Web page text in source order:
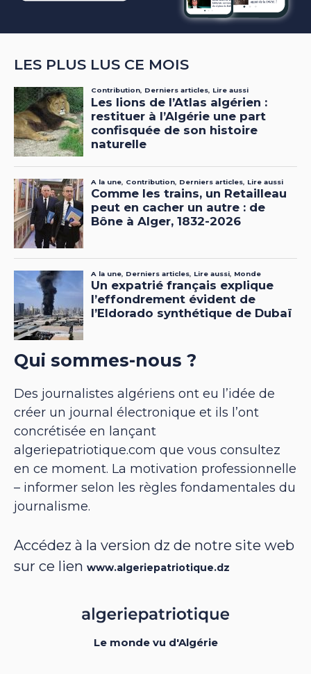
LES PLUS LUS CE MOIS
Qui sommes-nous ?
Des journalistes algériens ont eu l’idée de
créer un journal électronique et ils l’ont
concrétisée en lançant
algeriepatriotique.com que vous consultez
en ce moment. La motivation professionnelle
– informer selon les règles fondamentales du
journalisme.
Accédez à la version dz de notre site web
sur ce lien www.algeriepatriotique.dz
Le monde vu d'Algérie